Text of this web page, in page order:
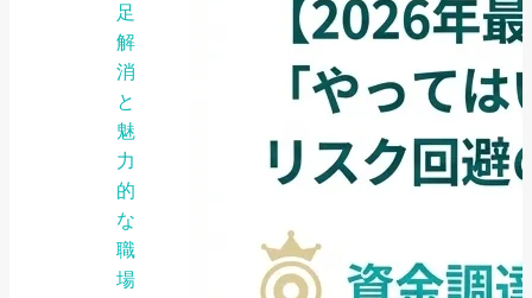
足
解
消
と
魅
力
的
な
職
場